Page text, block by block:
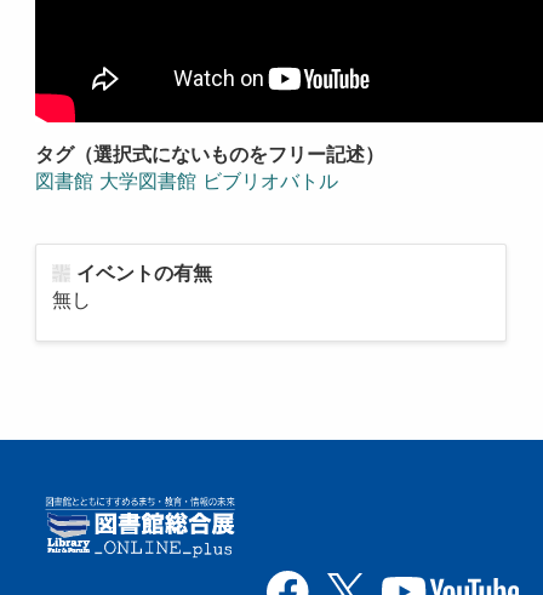
タグ（選択式にないものをフリー記述）
図書館 大学図書館 ビブリオバトル
イベントの有無
無し